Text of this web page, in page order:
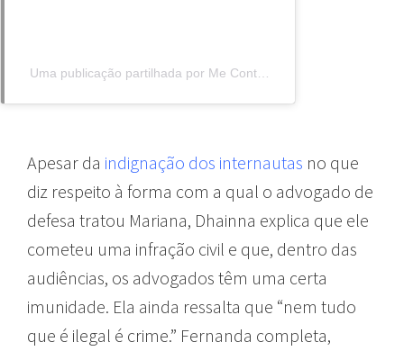
Apesar da indignação dos internautas no que
diz respeito à forma com a qual o advogado de
defesa tratou Mariana, Dhainna explica que ele
cometeu uma infração civil e que, dentro das
audiências, os advogados têm uma certa
imunidade. Ela ainda ressalta que “nem tudo
que é ilegal é crime.” Fernanda completa,